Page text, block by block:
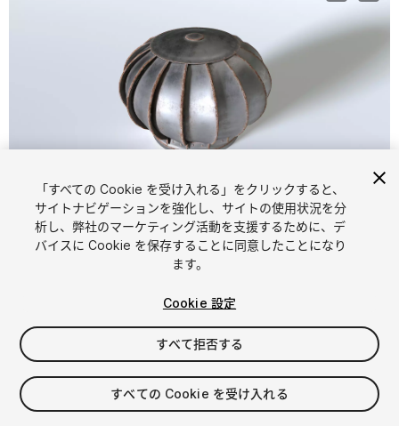
1 /8
$4.99
消費税は決済時に計算されます
「すべての Cookie を受け入れる」をクリックすると、
サイトナビゲーションを強化し、サイトの使用状況を分
析し、弊社のマーケティング活動を支援するために、デ
バイスに Cookie を保存することに同意したことになり
ます。
Cookie 設定
すべて拒否する
すべての Cookie を受け入れる